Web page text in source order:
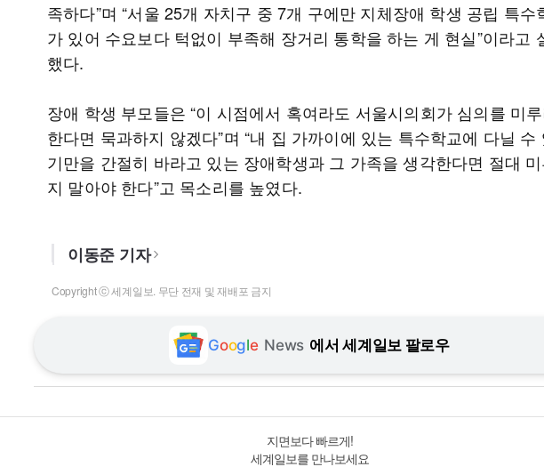
족하다”며 “서울 25개 자치구 중 7개 구에만 지체장애 학생 공립 특수
가 있어 수요보다 턱없이 부족해 장거리 통학을 하는 게 현실”이라고
했다.
장애 학생 부모들은 “이 시점에서 혹여라도 서울시의회가 심의를 미
한다면 묵과하지 않겠다”며 “내 집 가까이에 있는 특수학교에 다닐 수
기만을 간절히 바라고 있는 장애학생과 그 가족을 생각한다면 절대
지 말아야 한다”고 목소리를 높였다.
이동준 기자
Copyright ⓒ 세계일보. 무단 전재 및 재배포 금지
Google News 에서 세계일보 팔로우
지면보다 빠르게!
세계일보를 만나보세요